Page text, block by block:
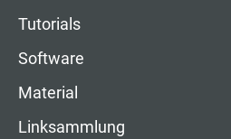
Tutorials
Software
Material
Linksammlung